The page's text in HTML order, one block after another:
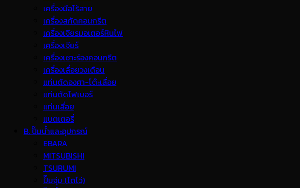
เครื่องมือไร้สาย
เครื่องสกัดคอนกรีต
เครื่องเจียรมอเตอร์หินไฟ
เครื่องเจียร์
เครื่องเซาะร่องคอนกรีต
เครื่องเลื่อยวงเดือน
แท่นตัดองศา-โต๊ะเลื่อย
แท่นตัดไฟเบอร์
แท่นเลื่อย
แบตเตอรี่
B. ปั๊มน้ำและอุปกรณ์
EBARA
MITSUBISHI
TSURUMI
ปั๊มจุ่ม (ไดโว่)